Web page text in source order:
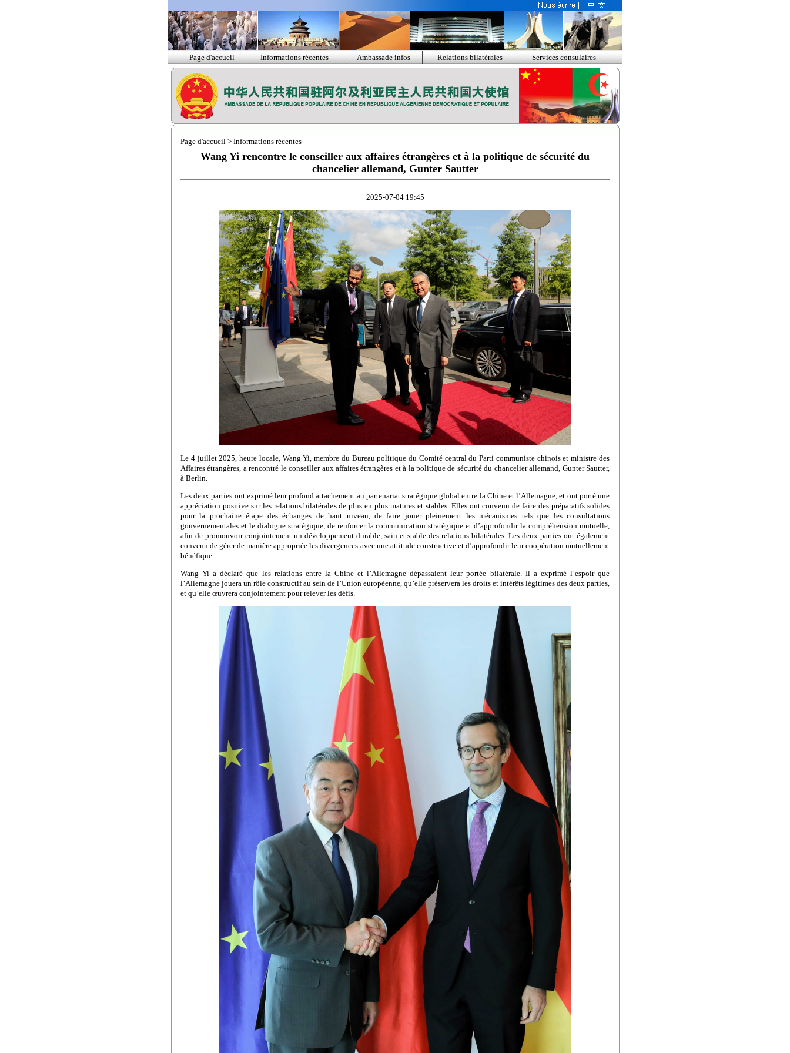
Page d'accueil Informations récentes Ambassade infos Relations bilatérales Services consulaires
Page d'accueil > Informations récentes
Wang Yi rencontre le conseiller aux affaires étrangères et à la politique de sécurité du
chancelier allemand, Gunter Sautter
2025-07-04 19:45
Le 4 juillet 2025, heure locale, Wang Yi, membre du Bureau politique du Comité central du Parti communiste chinois et ministre des
Affaires étrangères, a rencontré le conseiller aux affaires étrangères et à la politique de sécurité du chancelier allemand, Gunter Sautter,
à Berlin.
Les deux parties ont exprimé leur profond attachement au partenariat stratégique global entre la Chine et l’Allemagne, et ont porté une
appréciation positive sur les relations bilatérales de plus en plus matures et stables. Elles ont convenu de faire des préparatifs solides
pour la prochaine étape des échanges de haut niveau, de faire jouer pleinement les mécanismes tels que les consultations
gouvernementales et le dialogue stratégique, de renforcer la communication stratégique et d’approfondir la compréhension mutuelle,
afin de promouvoir conjointement un développement durable, sain et stable des relations bilatérales. Les deux parties ont également
convenu de gérer de manière appropriée les divergences avec une attitude constructive et d’approfondir leur coopération mutuellement
bénéfique.
Wang Yi a déclaré que les relations entre la Chine et l’Allemagne dépassaient leur portée bilatérale. Il a exprimé l’espoir que
l’Allemagne jouera un rôle constructif au sein de l’Union européenne, qu’elle préservera les droits et intérêts légitimes des deux parties,
et qu’elle œuvrera conjointement pour relever les défis.